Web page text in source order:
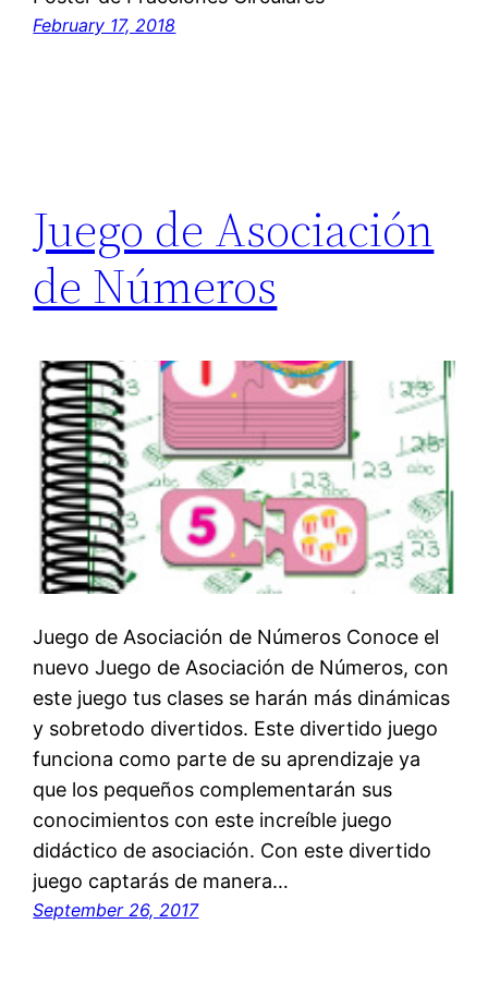
February 17, 2018
Juego de Asociación
de Números
Juego de Asociación de Números Conoce el
nuevo Juego de Asociación de Números, con
este juego tus clases se harán más dinámicas
y sobretodo divertidos. Este divertido juego
funciona como parte de su aprendizaje ya
que los pequeños complementarán sus
conocimientos con este increíble juego
didáctico de asociación. Con este divertido
juego captarás de manera…
September 26, 2017